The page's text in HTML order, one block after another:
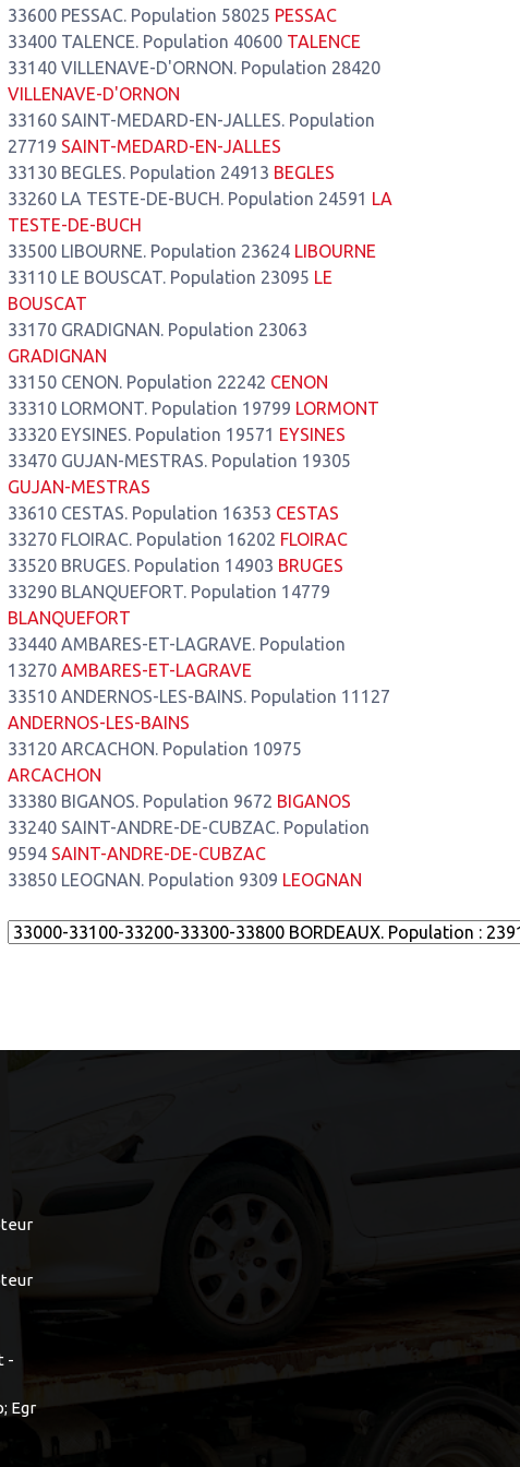
33600 PESSAC. Population 58025 PESSAC
33400 TALENCE. Population 40600 TALENCE
33140 VILLENAVE-D'ORNON. Population 28420
VILLENAVE-D'ORNON
33160 SAINT-MEDARD-EN-JALLES. Population
27719 SAINT-MEDARD-EN-JALLES
33130 BEGLES. Population 24913 BEGLES
33260 LA TESTE-DE-BUCH. Population 24591 LA
TESTE-DE-BUCH
33500 LIBOURNE. Population 23624 LIBOURNE
33110 LE BOUSCAT. Population 23095 LE
BOUSCAT
33170 GRADIGNAN. Population 23063
GRADIGNAN
33150 CENON. Population 22242 CENON
33310 LORMONT. Population 19799 LORMONT
33320 EYSINES. Population 19571 EYSINES
33470 GUJAN-MESTRAS. Population 19305
GUJAN-MESTRAS
33610 CESTAS. Population 16353 CESTAS
33270 FLOIRAC. Population 16202 FLOIRAC
33520 BRUGES. Population 14903 BRUGES
33290 BLANQUEFORT. Population 14779
BLANQUEFORT
33440 AMBARES-ET-LAGRAVE. Population
13270 AMBARES-ET-LAGRAVE
33510 ANDERNOS-LES-BAINS. Population 11127
ANDERNOS-LES-BAINS
33120 ARCACHON. Population 10975
ARCACHON
33380 BIGANOS. Population 9672 BIGANOS
33240 SAINT-ANDRE-DE-CUBZAC. Population
9594 SAINT-ANDRE-DE-CUBZAC
33850 LEOGNAN. Population 9309 LEOGNAN
-
Egr